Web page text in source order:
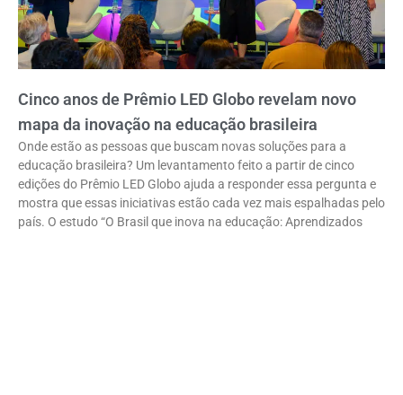
Cinco anos de Prêmio LED Globo revelam novo
mapa da inovação na educação brasileira
Onde estão as pessoas que buscam novas soluções para a
educação brasileira? Um levantamento feito a partir de cinco
edições do Prêmio LED Globo ajuda a responder essa pergunta e
mostra que essas iniciativas estão cada vez mais espalhadas pelo
país. O estudo “O Brasil que inova na educação: Aprendizados